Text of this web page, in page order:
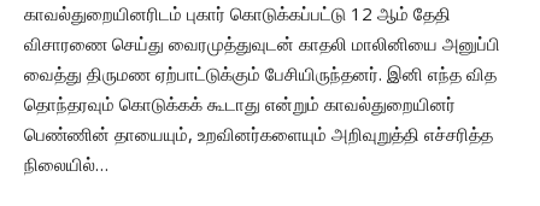
காவல்துறையினரிடம் புகார் கொடுக்கப்பட்டு 12 ஆம் தேதி
விசாரணை செய்து வைரமுத்துவுடன் காதலி மாலினியை அனுப்பி
வைத்து திருமண ஏற்பாட்டுக்கும் பேசியிருந்தனர். இனி எந்த வித
தொந்தரவும் கொடுக்கக் கூடாது என்றும் காவல்துறையினர்
பெண்ணின் தாயையும், உறவினர்களையும் அறிவுறுத்தி எச்சரித்த
நிலையில்…